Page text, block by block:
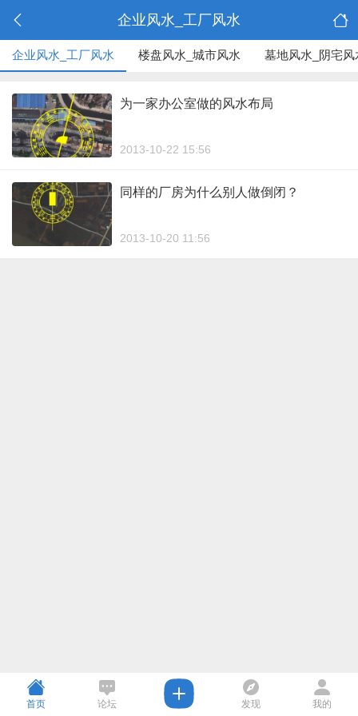
企业风水_工厂风水
企业风水_工厂风水 楼盘风水_城市风水 墓地风水_阴宅风
为一家办公室做的风水布局
2013-10-22 15:56
同样的厂房为什么别人做倒闭？
2013-10-20 11:56
首页 论坛 发现 我的